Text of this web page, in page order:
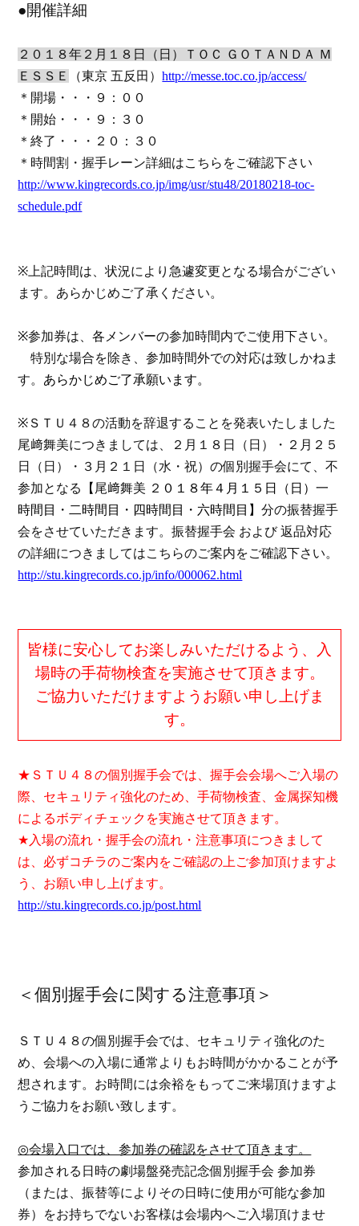
●開催詳細
２０１８年２月１８日（日）
ＴＯＣ ＧＯＴＡＮＤＡ Ｍ
ＥＳＳＥ
（東京 五反田）http://messe.toc.co.jp/access/
＊開場・・・９：００
＊開始・・・９：３０
＊終了・・・２０：３０
＊時間割・握手レーン詳細はこちらをご確認下さい
http://www.kingrecords.co.jp/img/usr/stu48/20180218-toc-
schedule.pdf
※上記時間は、状況により急遽変更となる場合がござい
ます。あらかじめご了承ください。
※参加券は、各メンバーの参加時間内でご使用下さい。
特別な場合を除き、参加時間外での対応は致しかねま
す。 あらかじめご了承願います。
※ ＳＴＵ４８の活動を辞退することを発表いたしました
尾﨑舞美につきましては、
２月１８日（日）・２月２５
日（日）・３月２１日（水・祝）の個別握手会にて、不
参加となる
【 尾﨑舞美 ２ ０１８年４月１５日（日）一
時間目・二時間目・四時間目・六時間目】分の振替握手
会をさせていただきます。振替握手会 および 返品対応
の詳細につきましてはこちらのご案内をご確認下さい。
http://stu.kingrecords.co.jp/info/000062.html
皆様に安心してお楽しみいただけるよう、入
場時の手荷物検査を実施させて頂きます。
ご協力いただけますようお願い申し上げま
す。
★ ＳＴＵ４８の個別握手会では、握手会会場へご入場の
際、セキュリティ強化のため、手荷物検査、金属探知機
によるボディチェックを実施させて頂きます。
★ 入場の流れ・握手会の流れ・注意事項につきまして
は、必ずコチラのご案内をご確認の上ご参加頂けますよ
う、お願い申し上げます。
http://stu.kingrecords.co.jp/post.html
＜個別握手会に関する注意事項＞
ＳＴＵ４８の個別握手会では、セキュリティ強化のた
め、会場への入場に通常よりもお時間がかかることが予
想されます。お時間には余裕をもってご来場頂けますよ
うご協力をお願い致します。
◎会場入口では、参加券の確認をさせて頂きます。
参加される日時の劇場盤発売記念個別握手会 参加券
（または、振替等によりその日時に使用が可能な参加
券）をお持ちでないお客様は会場内へご入場頂けませ